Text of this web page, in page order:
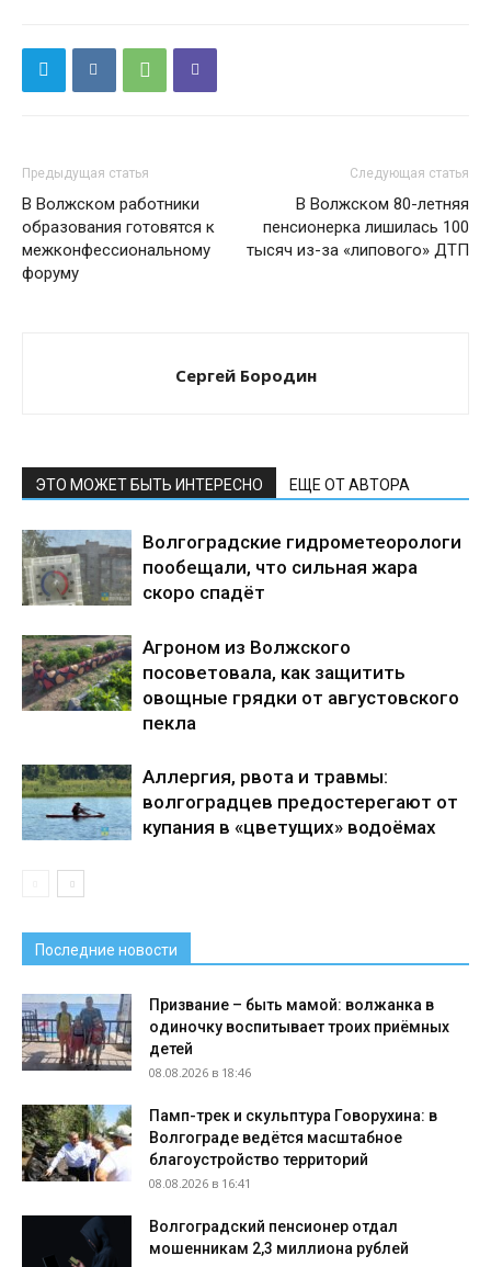
Предыдущая статья
В Волжском работники
образования готовятся к
межконфессиональному
форуму
Следующая статья
В Волжском 80-летняя
пенсионерка лишилась 100
тысяч из-за «липового» ДТП
Сергей Бородин
ЭТО МОЖЕТ БЫТЬ ИНТЕРЕСНО ЕЩЕ ОТ АВТОРА
Волгоградские гидрометеорологи
пообещали, что сильная жара
скоро спадёт
Агроном из Волжского
посоветовала, как защитить
овощные грядки от августовского
пекла
Аллергия, рвота и травмы:
волгоградцев предостерегают от
купания в «цветущих» водоёмах
Последние новости
Призвание – быть мамой: волжанка в
одиночку воспитывает троих приёмных
детей
08.08.2026 в 18:46
Памп-трек и скульптура Говорухина: в
Волгограде ведётся масштабное
благоустройство территорий
08.08.2026 в 16:41
Волгоградский пенсионер отдал
мошенникам 2,3 миллиона рублей